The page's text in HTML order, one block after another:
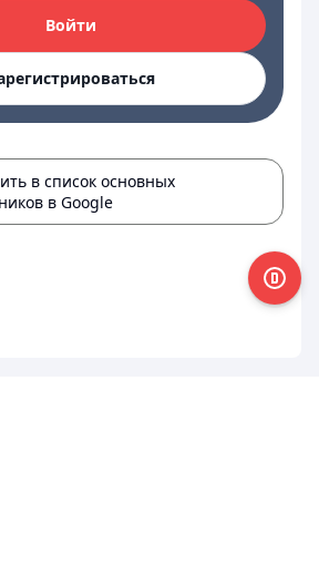
Войти
в список основных
в Google